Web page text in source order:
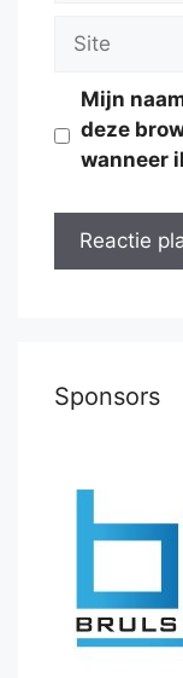
Site
Mijn
deze
wanneer
Sponsors